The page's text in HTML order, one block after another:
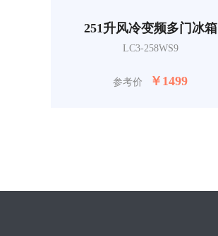
251升风冷变频多门冰箱
LC3-258WS9
参考价 ￥ 1499